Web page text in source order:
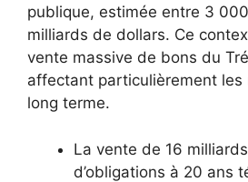
publique, estimée entre 3
milliards de dollars. Ce
vente massive de bons du
affectant particulièrement les
long terme.
La vente de 16
d’obligations à 20 ans